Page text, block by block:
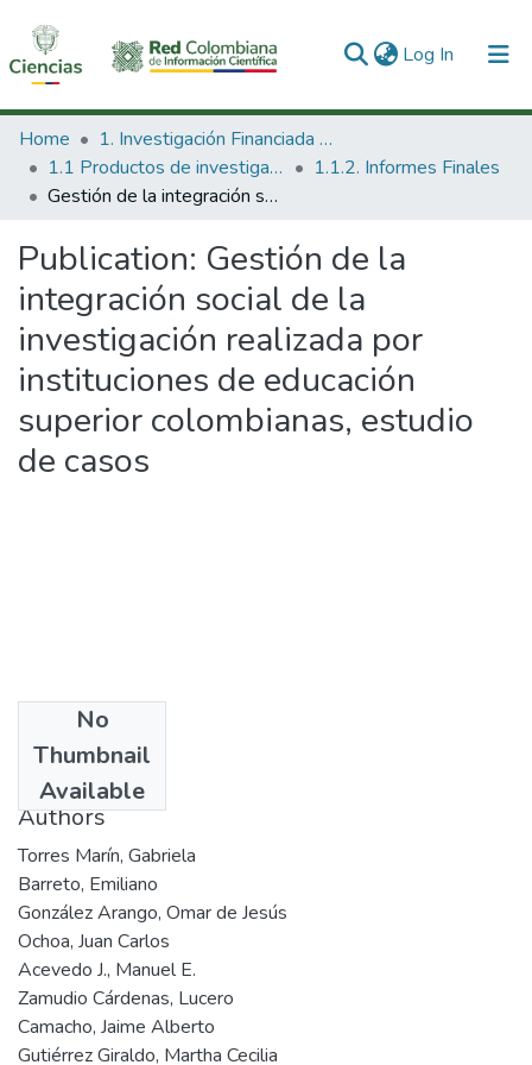
Log In (current)
Communities & Collections
All of DSpace
Home
1. Investigación Financiada con Recursos Públicos
1.1 Productos de investigación
1.1.2. Informes Finales
Gestión de la integración social de la investigación realizada por instituciones de educación superior colombianas, estudio de casos
Publication: Gestión de la
integración social de la
investigación realizada por
instituciones de educación
superior colombianas, estudio
de casos
No
Thumbnail
Available
2005
Authors
Torres Marín, Gabriela
Barreto, Emiliano
González Arango, Omar de Jesús
Ochoa, Juan Carlos
Acevedo J., Manuel E.
Zamudio Cárdenas, Lucero
Camacho, Jaime Alberto
Gutiérrez Giraldo, Martha Cecilia